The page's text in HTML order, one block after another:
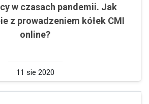
w czasach pandemii. Jak
z prowadzeniem kółek CMI
online?
11 sie 2020